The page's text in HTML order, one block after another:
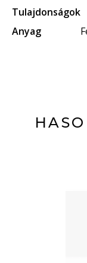
Tulajdonságok
Anyag